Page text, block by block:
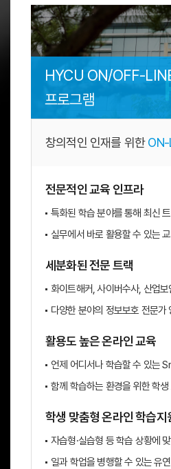
HYCU ON/OFF-
프로그램
창의적인 인재를 위한ON-
전문적인 교육 인프라
특화된 학습 분야를 통해 최신
실무에서 바로 활용할 수 있는
세분화된 전문 트랙
화이트해커, 사이버수사, 산업
다양한 분야의 정보보호 전문가
활용도 높은 온라인 교육
언제 어디서나 학습할 수 있는
함께 학습하는 환경을 위한 학
학생 맞춤형 온라인 학습지
자습형·실습형 등 학습 상황에
일과 학업을 병행할 수 있는 유